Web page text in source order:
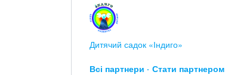
Дитячий садок «Індиго»
Всі партнери Стати партнером